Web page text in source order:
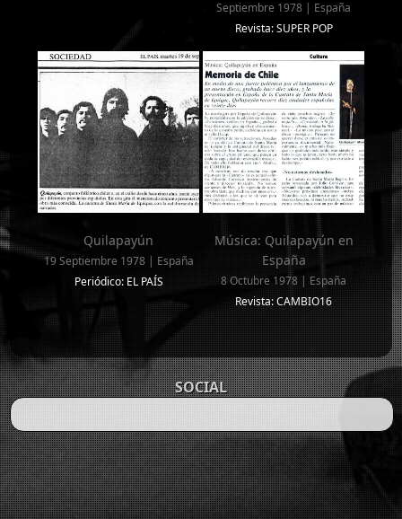
Septiembre 1978 | España
Revista: SUPER POP
Quilapayún
19 Septiembre 1978 | España
Periódico: EL PAÍS
Música: Quilapayún en
España
8 Octubre 1978 | España
Revista: CAMBIO16
SOCIAL